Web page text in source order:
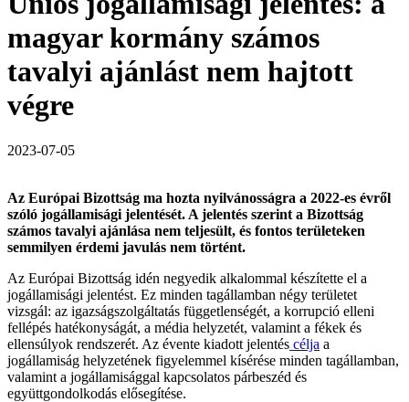
magyar kormány számos
tavalyi ajánlást nem hajtott
végre
2023-07-05
Az Európai Bizottság ma hozta nyilvánosságra a 2022-es évről
szóló jogállamisági jelentését. A jelentés szerint a Bizottság
számos tavalyi ajánlása nem teljesült, és fontos területeken
semmilyen érdemi javulás nem történt.
Az Európai Bizottság idén negyedik alkalommal készítette el a
jogállamisági jelentést. Ez minden tagállamban négy területet
vizsgál: az igazságszolgáltatás függetlenségét, a korrupció elleni
fellépés hatékonyságát, a média helyzetét, valamint a fékek és
ellensúlyok rendszerét. Az évente kiadott jelentés célja a
jogállamiság helyzetének figyelemmel kísérése minden tagállamban,
valamint a jogállamisággal kapcsolatos párbeszéd és
együttgondolkodás elősegítése.